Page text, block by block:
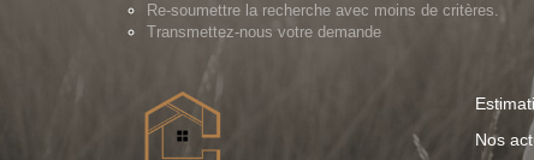
Re-soumettre la recherche avec moins de critères.
Transmettez-nous votre demande
Nos